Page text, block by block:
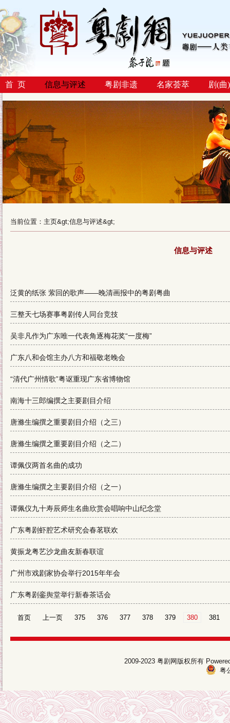
首 页 信息与评述 粤剧非遗 名家荟萃 剧(曲
当前位置： 主页&gt;信息与评述&gt;
信息与评述
泛黄的纸张 萦回的歌声——晚清画报中的粤剧粤曲
三整天七场赛事粤剧传人同台竞技
吴非凡作为广东唯一代表角逐梅花奖“一度梅”
广东八和会馆主办八方和福敬老晚会
“清代广州情歌”粤讴重现广东省博物馆
南海十三郎编撰之主要剧目介绍
唐滌生编撰之重要剧目介绍（之三）
唐滌生编撰之重要剧目介绍（之二）
谭佩仪两首名曲的成功
唐滌生编撰之主要剧目介绍（之一）
谭佩仪九十寿辰师生名曲欣赏会唱响中山纪念堂
广东粤剧虾腔艺术研究会春茗联欢
黄振龙粤艺沙龙曲友新春联谊
广州市戏剧家协会举行2015年年会
广东粤剧銮舆堂举行新春茶话会
首页 上一页 375 376 377 378 379 380 381
2009-2023 粤剧网版权所有
粤